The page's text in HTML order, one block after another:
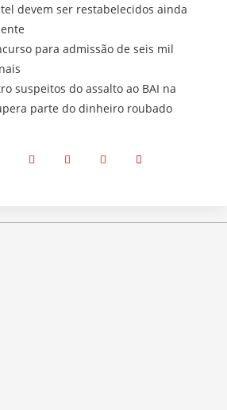
devem ser restabelecidos ainda
para admissão de seis mil
suspeitos do assalto ao BAI na
parte do dinheiro roubado